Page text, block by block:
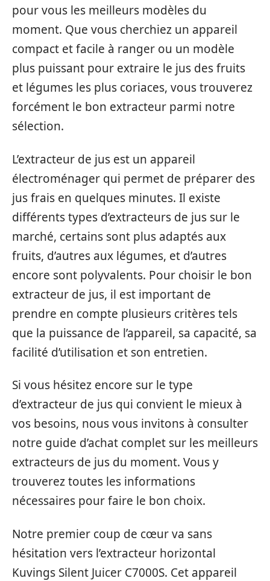
pour vous les meilleurs modèles du
moment. Que vous cherchiez un appareil
compact et facile à ranger ou un modèle
plus puissant pour extraire le jus des fruits
et légumes les plus coriaces, vous trouverez
forcément le bon extracteur parmi notre
sélection.
L’extracteur de jus est un appareil
électroménager qui permet de préparer des
jus frais en quelques minutes. Il existe
différents types d’extracteurs de jus sur le
marché, certains sont plus adaptés aux
fruits, d’autres aux légumes, et d’autres
encore sont polyvalents. Pour choisir le bon
extracteur de jus, il est important de
prendre en compte plusieurs critères tels
que la puissance de l’appareil, sa capacité, sa
facilité d’utilisation et son entretien.
Si vous hésitez encore sur le type
d’extracteur de jus qui convient le mieux à
vos besoins, nous vous invitons à consulter
notre guide d’achat complet sur les meilleurs
extracteurs de jus du moment. Vous y
trouverez toutes les informations
nécessaires pour faire le bon choix.
Notre premier coup de cœur va sans
hésitation vers l’extracteur horizontal
Kuvings Silent Juicer C7000S. Cet appareil